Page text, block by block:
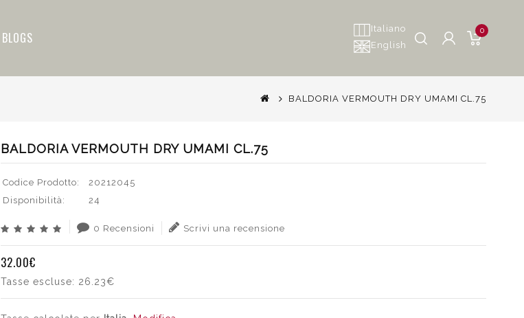
BLOGS
Italiano
English
0
BALDORIA VERMOUTH DRY UMAMI CL.75
BALDORIA VERMOUTH DRY UMAMI CL.75
Codice Prodotto:
20212045
Disponibilità:
24
0 Recensioni Scrivi una recensione
32.00€
Tasse escluse: 26.23€